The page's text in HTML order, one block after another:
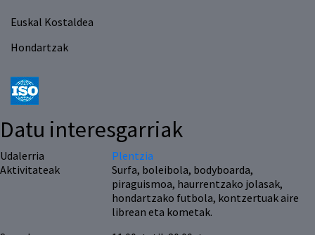
Euskal Kostaldea
Hondartzak
Datu interesgarriak
Udalerria
Plentzia
Aktivitateak
Surfa, boleibola, bodyboarda,
piraguismoa, haurrentzako jolasak,
hondartzako futbola, kontzertuak aire
librean eta kometak.